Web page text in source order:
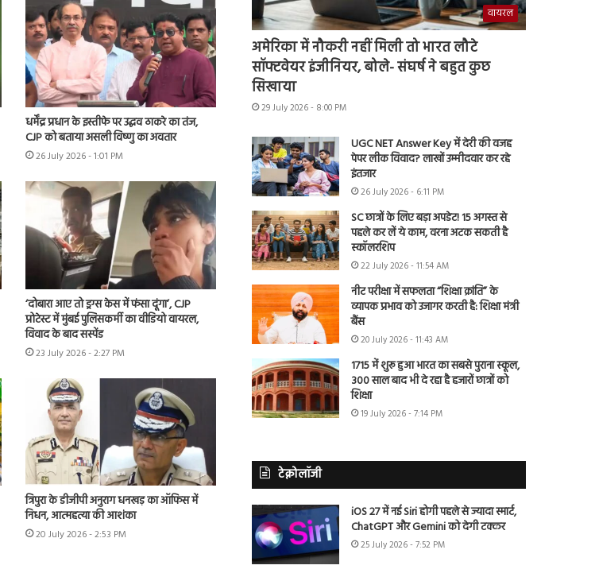
धर्मेंद्र प्रधान के इस्तीफे पर उद्धव ठाकरे का तंज,
CJP को बताया असली विष्णु का अवतार
26 July 2026 - 1:01 PM
‘दोबारा आए तो ड्रग्स केस में फंसा दूंगा’, CJP
प्रोटेस्ट में मुंबई पुलिसकर्मी का वीडियो वायरल,
विवाद के बाद सस्पेंड
23 July 2026 - 2:27 PM
त्रिपुरा के डीजीपी अनुराग धनखड़ का ऑफिस में
निधन, आत्महत्या की आशंका
20 July 2026 - 2:53 PM
वायरल
अमेरिका में नौकरी नहीं मिली तो भारत लौटे
सॉफ्टवेयर इंजीनियर, बोले- संघर्ष ने बहुत कुछ
सिखाया
29 July 2026 - 8:00 PM
UGC NET Answer Key में देरी की वजह
पेपर लीक विवाद? लाखों उम्मीदवार कर रहे
इंतजार
26 July 2026 - 6:11 PM
SC छात्रों के लिए बड़ा अपडेट! 15 अगस्त से
पहले कर लें ये काम, वरना अटक सकती है
स्कॉलरशिप
22 July 2026 - 11:54 AM
नीट परीक्षा में सफलता “शिक्षा क्रांति” के
व्यापक प्रभाव को उजागर करती है: शिक्षा मंत्री
बैंस
20 July 2026 - 11:43 AM
1715 में शुरू हुआ भारत का सबसे पुराना स्कूल,
300 साल बाद भी दे रहा है हजारों छात्रों को
शिक्षा
19 July 2026 - 7:14 PM
टेक्नोलॉजी
iOS 27 में नई Siri होगी पहले से ज्यादा स्मार्ट,
ChatGPT और Gemini को देगी टक्कर
25 July 2026 - 7:52 PM